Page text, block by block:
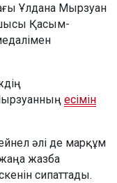
Ұлдана Мырзуан
Қасым-
есімін
әлі де марқұм
жазба
сипаттады.